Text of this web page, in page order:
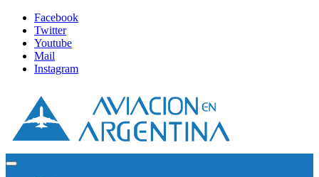
Facebook
Twitter
Youtube
Mail
Instagram